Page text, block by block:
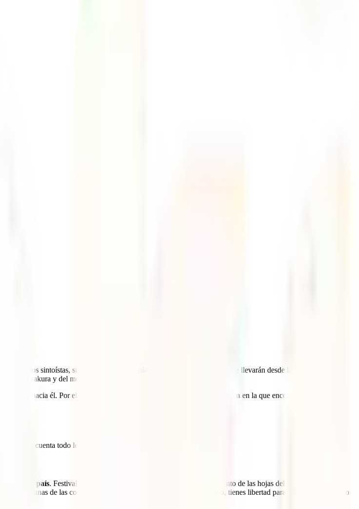
templos sintoístas, su deliciosa gastronomía, sus increíbles paisajes que te llevarán desde las playas de
del sakura y del momiji.
rumbo hacia él. Por ello, te hemos preparado esta detallada
Guía de Japón en la que encontrarás todo lo que
en cuenta todo lo que explicamos a continuación.
visitar el país. Festivales culturales, floración del cerezo, el enrojecimiento de las hojas del arce, calor
son algunas de las cosas que debes tener muy en cuenta si, en tu caso, tienes libertad para escoger el momento